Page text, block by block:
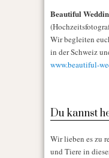
Beautiful
Wir begleiten
in der Schweiz
www.beautiful-
Du kannst
Wir lieben es zu
und Tiere in